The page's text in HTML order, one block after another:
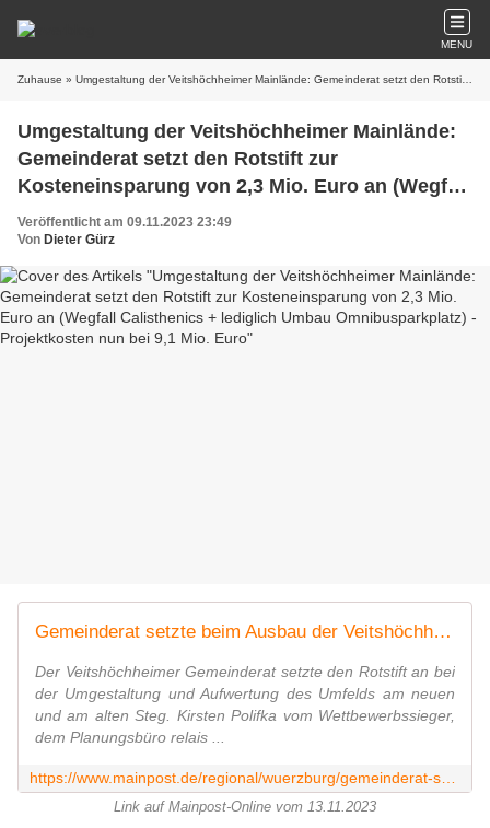
MENU
Zuhause » Umgestaltung der Veitshöchheimer Mainlände: Gemeinderat setzt den Rotstift zur Kosteneinsparung von 2,3 Mio. Euro an (Wegfall Calisthenics + lediglich Umbau Omnibusparkplatz) - Projektkosten nun bei 9,1 Mio. Euro
Umgestaltung der Veitshöchheimer Mainlände:
Gemeinderat setzt den Rotstift zur
Kosteneinsparung von 2,3 Mio. Euro an (Wegfall
Calisthenics + lediglich Umbau
Omnibusparkplatz) - Projektkosten nun bei 9,1
Mio. Euro
Veröffentlicht am 09.11.2023 23:49
Von Dieter Gürz
Gemeinderat setzte beim Ausbau der Veitshöchheimer Mainlände den Rotstift an
Der Veitshöchheimer Gemeinderat setzte den Rotstift an bei
der Umgestaltung und Aufwertung des Umfelds am neuen
und am alten Steg. Kirsten Polifka vom Wettbewerbssieger,
dem Planungsbüro relais ...
Link auf Mainpost-Online vom 13.11.2023